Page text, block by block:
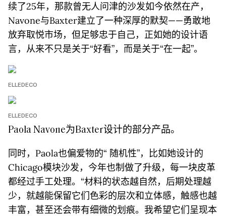
续了25年，那款曾无人问津的沙发如今依然在产，
Navone与Baxter建立了一种深厚的默契——勇敢地
放弃取悦市场，但足够忠于自己，正如她的设计语
言，从来不只是关于“好看”，而是关于“在一起”。
ELLEDECO
ELLEDECO
Paola Navone为Baxter设计的部分产品。
同时，Paola也偏爱物的“ 随机性”，比如她设计的
Chicago模块沙发，今年也制做了升级，每一块皮革
都经过手工处理。“材料的状态越自然，后期处理越
少，就越能保留它们色彩的层次和立体感，触感也越
丰富，甚至还会带有细微的划痕。我希望它们呈现本